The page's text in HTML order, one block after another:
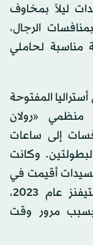
ليلاً بمخاوف
الرجال،
مناسبة لحاملي
المفتوحة
منظمي «رولان
إلى ساعات
وكانت
أقيمت في
المساء في البطولة، أمام سلون ستيفنز عام 2023،
مرور وقت